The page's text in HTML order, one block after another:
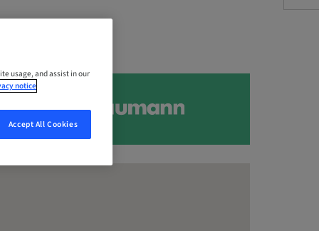
usage, and assist in our
notice
Accept All Cookies